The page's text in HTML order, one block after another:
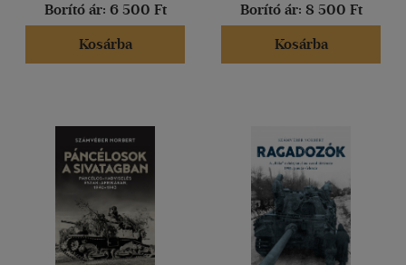
Borító ár: 6 500 Ft
Kosárba
Borító ár: 8 500 Ft
Kosárba